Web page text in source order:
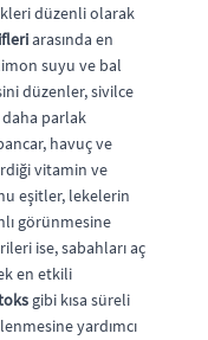
düzenli olarak
arasında en
suyu ve bal
düzenler, sivilce
parlak
havuç ve
vitamin ve
eşitler, lekelerin
görünmesine
ise, sabahları aç
en etkili
gibi kısa süreli
yardımcı